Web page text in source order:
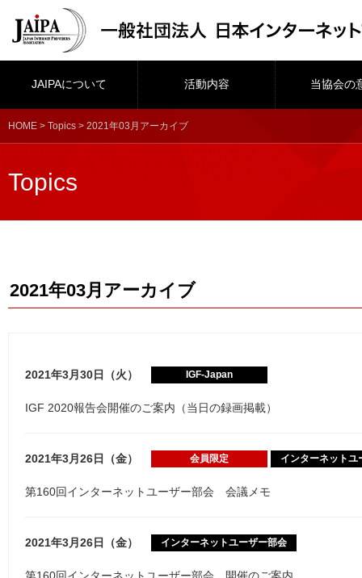
JAIPAについて 活動内容 当協会の
HOME > Topics > 2021年03月アーカイブ
Topics
2021年03月アーカイブ
2021年3月30日（火） IGF-Japan
IGF 2020報告会開催のご案内（当日の録画掲載）
2021年3月26日（金） 会員限定 インターネットユ
第160回インターネットユーザー部会 会議メモ
2021年3月26日（金） インターネットユーザー部会